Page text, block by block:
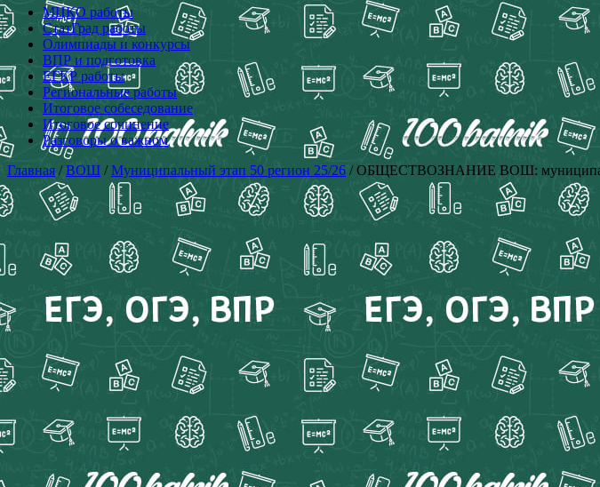
МЦКО работы
СтатГрад работы
Олимпиады и конкурсы
ВПР и подготовка
ЕГКР работы
Региональные работы
Итоговое собеседование
Итоговое сочинение
Разговоры о важном
Главная /ВОШ /Муниципальный этап 50 регион 25/26 / ОБЩЕСТВОЗНАНИЕ ВОШ: